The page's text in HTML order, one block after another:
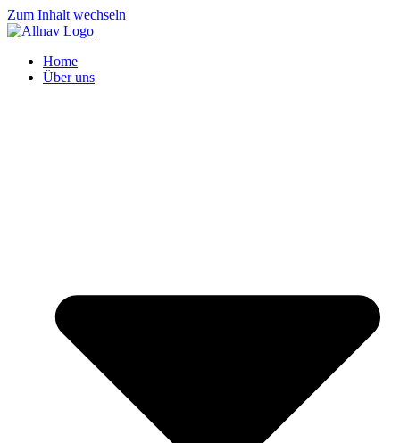
Zum Inhalt wechseln
Home
Über uns